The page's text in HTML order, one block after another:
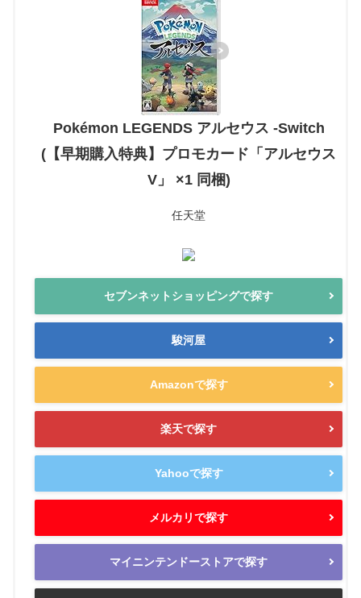
Pokémon LEGENDS アルセウス -Switch
(【早期購入特典】プロモカード「アルセウス
V」 ×1 同梱)
任天堂
セブンネットショッピングで探す
駿河屋
Amazonで探す
楽天で探す
Yahooで探す
メルカリで探す
マイニンテンドーストアで探す